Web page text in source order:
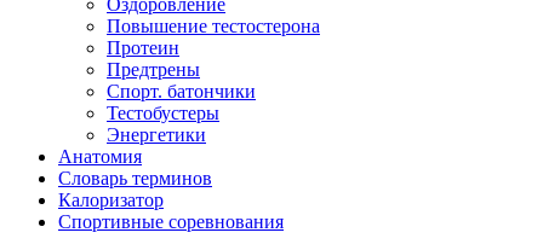
Оздоровление
Повышение тестостерона
Протеин
Предтрены
Спорт. батончики
Тестобустеры
Энергетики
Анатомия
Словарь терминов
Калоризатор
Спортивные соревнования